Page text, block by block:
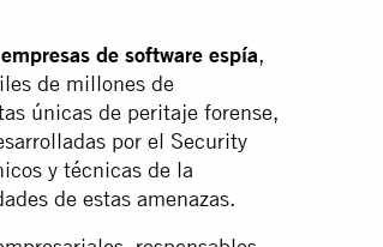
de software espía,
de millones de
únicas de peritaje forense,
por el Security
y técnicas de la
de estas amenazas.